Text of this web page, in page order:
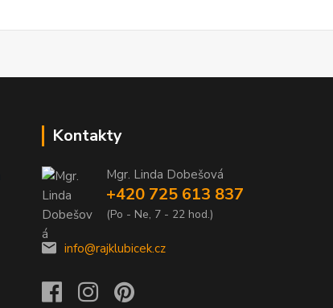
Kontakty
Mgr. Linda Dobešová
+420 725 613 837
(Po - Ne, 7 - 22 hod.)
info@rajklubicek.cz